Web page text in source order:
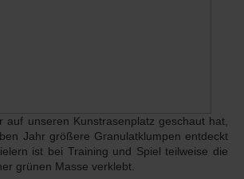
auf unseren Kunstrasenplatz geschaut hat,
Jahr größere Granulatklumpen entdeckt
ist bei Training und Spiel teilweise die
grünen Masse verklebt.